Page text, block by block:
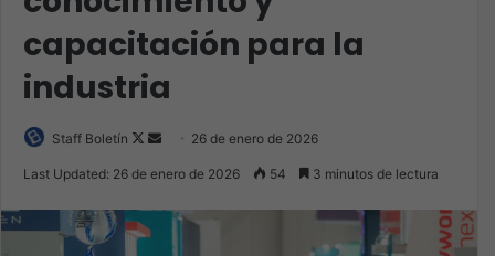
capacitación para la
industria
Staff Boletín
Follow
Send 26 de enero de 2026
Last Updated: 26 de enero de 2026 54 3 minutos de lectura